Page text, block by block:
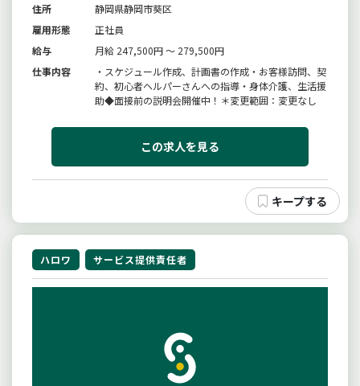
住所
静岡県静岡市葵区
雇用形態
正社員
給与
月給 247,500円 ～ 279,500円
仕事内容
・スケジュール作成、計画書の作成・お客様訪問、契
約、初心者ヘルパーさんへの指導・身体介護、生活援
助◆面接前の説明会開催中！＊変更範囲：変更なし
この求人を見る
ハロワ サービス提供責任者